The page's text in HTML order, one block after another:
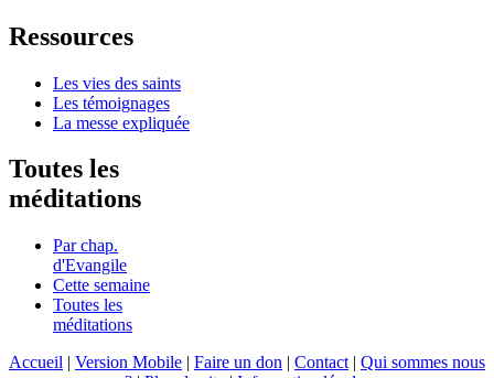
Ressources
Les vies des saints
Les témoignages
La messe expliquée
Toutes les
méditations
Par chap.
d'Evangile
Cette semaine
Toutes les
méditations
Accueil | Version Mobile | Faire un don | Contact | Qui sommes nous